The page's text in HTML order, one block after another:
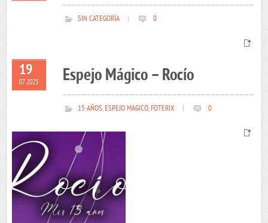
SIN CATEGORÍA 0
19
07 2025 Espejo Mágico – Rocío
15 AÑOS,ESPEJO MAGICO,FOTERIX 0